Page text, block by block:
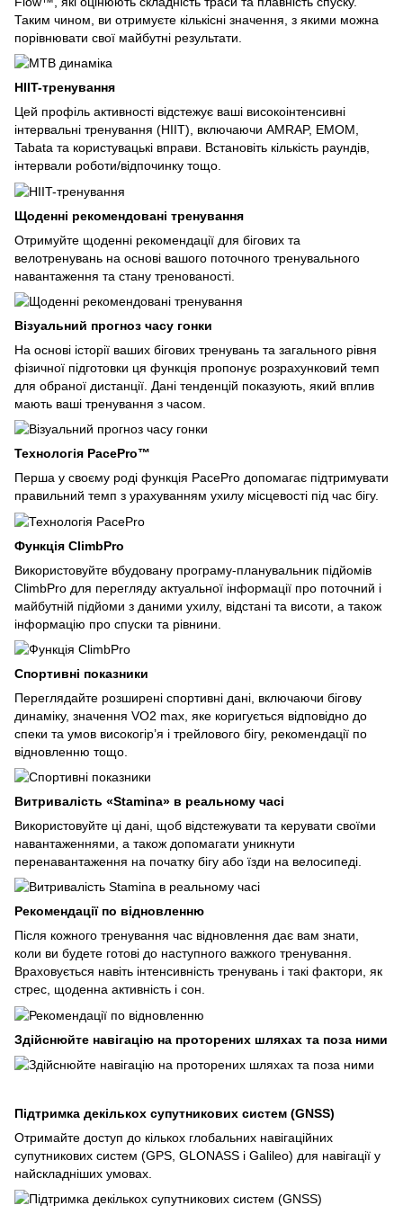
Таким чином, ви отримуєте кількісні значення, з якими можна
порівнювати свої майбутні результати.
HIIT-тренування
Цей профіль активності відстежує ваші високоінтенсивні
інтервальні тренування (HIIT), включаючи AMRAP, EMOM,
Tabata та користувацькі вправи. Встановіть кількість раундів,
інтервали роботи/відпочинку тощо.
Щоденні рекомендовані тренування
Отримуйте щоденні рекомендації для бігових та
велотренувань на основі вашого поточного тренувального
навантаження та стану тренованості.
Візуальний прогноз часу гонки
На основі історії ваших бігових тренувань та загального рівня
фізичної підготовки ця функція пропонує розрахунковий темп
для обраної дистанції. Дані тенденцій показують, який вплив
мають ваші тренування з часом.
Технологія PacePro™
Перша у своєму роді функція PacePro допомагає підтримувати
правильний темп з урахуванням ухилу місцевості під час бігу.
Функція ClimbPro
Використовуйте вбудовану програму-планувальник підйомів
ClimbPro для перегляду актуальної інформації про поточний і
майбутній підйоми з даними ухилу, відстані та висоти, а також
інформацію про спуски та рівнини.
Спортивні показники
Переглядайте розширені спортивні дані, включаючи бігову
динаміку, значення VO2 max, яке коригується відповідно до
спеки та умов високогір’я і трейлового бігу, рекомендації по
відновленню тощо.
Витривалість «Stamina» в реальному часі
Використовуйте ці дані, щоб відстежувати та керувати своїми
навантаженнями, а також допомагати уникнути
перенавантаження на початку бігу або їзди на велосипеді.
Рекомендації по відновленню
Після кожного тренування час відновлення дає вам знати,
коли ви будете готові до наступного важкого тренування.
Враховується навіть інтенсивність тренувань і такі фактори, як
стрес, щоденна активність і сон.
Здійснюйте навігацію на проторених шляхах та поза ними
Підтримка декількох супутникових систем (GNSS)
Отримайте доступ до кількох глобальних навігаційних
супутникових систем (GPS, GLONASS і Galileo) для навігації у
найскладніших умовах.